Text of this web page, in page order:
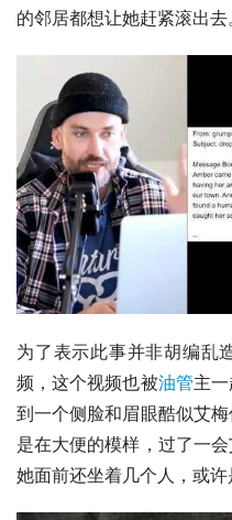
的邻居都想让她赶紧滚出去。
为了表示此事并非胡编乱
频，这个视频也被油管主
到一个侧脸和眉眼酷似艾
是在大便的模样，过了一
她面前还坐着几个人，或许